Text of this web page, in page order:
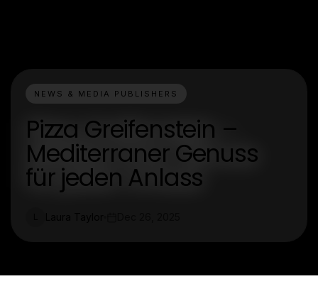
NEWS & MEDIA PUBLISHERS
Pizza Greifenstein –
Mediterraner Genuss
für jeden Anlass